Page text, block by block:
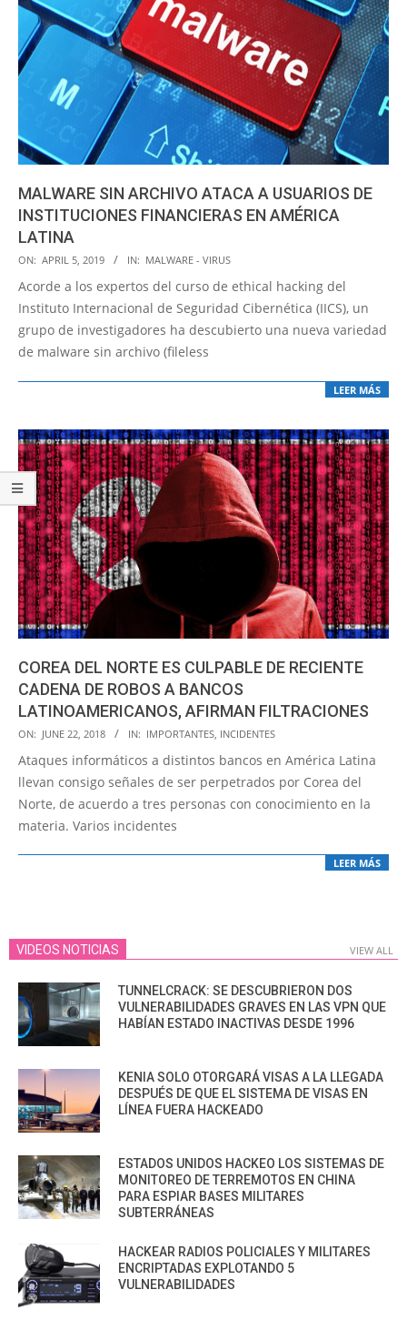
MALWARE SIN ARCHIVO ATACA A USUARIOS DE
INSTITUCIONES FINANCIERAS EN AMÉRICA
LATINA
2019-
04-
05
ON: APRIL 5, 2019 IN: MALWARE - VIRUS
Acorde a los expertos del curso de ethical hacking del
Instituto Internacional de Seguridad Cibernética (IICS), un
grupo de investigadores ha descubierto una nueva variedad
de malware sin archivo (fileless
LEER MÁS
COREA DEL NORTE ES CULPABLE DE RECIENTE
CADENA DE ROBOS A BANCOS
LATINOAMERICANOS, AFIRMAN FILTRACIONES
2018-
06-
22
ON: JUNE 22, 2018 IN: IMPORTANTES INCIDENTES
Ataques informáticos a distintos bancos en América Latina
llevan consigo señales de ser perpetrados por Corea del
Norte, de acuerdo a tres personas con conocimiento en la
materia. Varios incidentes
LEER MÁS
VIDEOS NOTICIAS VIEW ALL
TUNNELCRACK: SE DESCUBRIERON DOS
VULNERABILIDADES GRAVES EN LAS VPN QUE
HABÍAN ESTADO INACTIVAS DESDE 1996
KENIA SOLO OTORGARÁ VISAS A LA LLEGADA
DESPUÉS DE QUE EL SISTEMA DE VISAS EN
LÍNEA FUERA HACKEADO
ESTADOS UNIDOS HACKEO LOS SISTEMAS DE
MONITOREO DE TERREMOTOS EN CHINA
PARA ESPIAR BASES MILITARES
SUBTERRÁNEAS
HACKEAR RADIOS POLICIALES Y MILITARES
ENCRIPTADAS EXPLOTANDO 5
VULNERABILIDADES